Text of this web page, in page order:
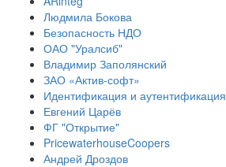
Людмила Бокова
Безопасность НДО
ОАО "Уралсиб"
Владимир Заполянский
ЗАО «Актив-софт»
Идентификация и аутентификация
Евгений Царёв
ФГ "Открытие"
PricewaterhouseCoopers
Андрей Дроздов